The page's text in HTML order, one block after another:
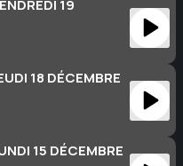
19
18 DÉCEMBRE
15 DÉCEMBRE